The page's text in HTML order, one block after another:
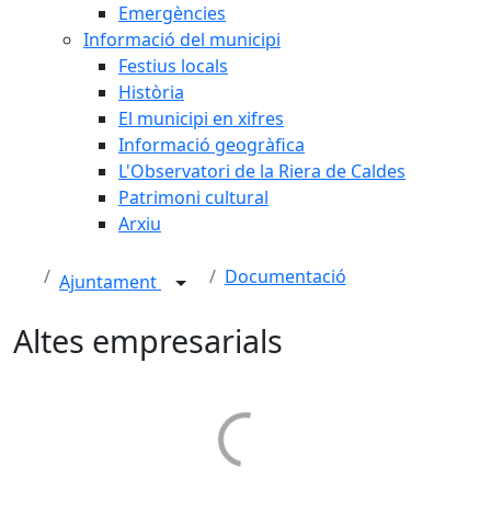
Emergències
Informació del municipi
Festius locals
Història
El municipi en xifres
Informació geogràfica
L'Observatori de la Riera de Caldes
Patrimoni cultural
Arxiu
Ajuntament Documentació
Altes empresarials